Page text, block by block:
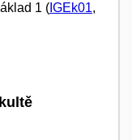
1 ( IGEk01,